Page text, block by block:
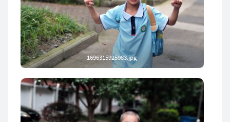
1696315925983.jpg